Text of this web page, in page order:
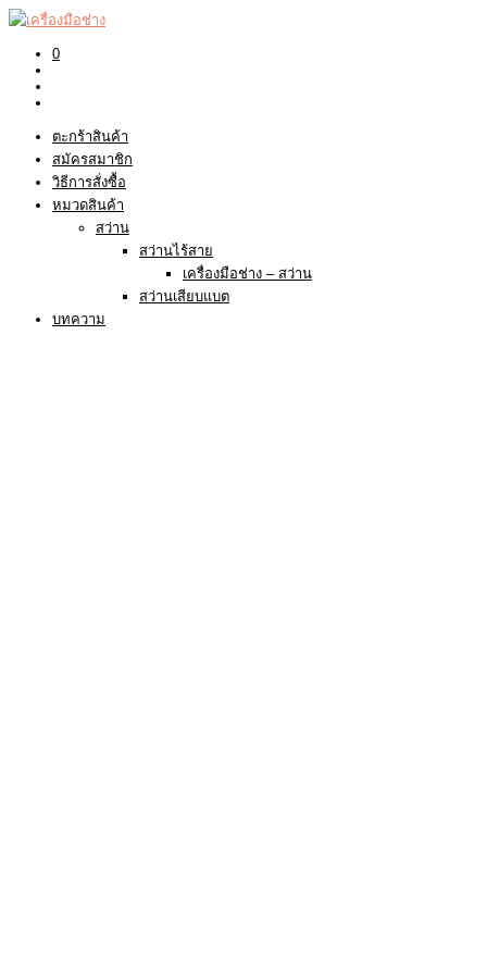
0
ตะกร้าสินค้า
สมัครสมาชิก
วิธีการสั่งซื้อ
หมวดสินค้า
สว่าน
สว่านไร้สาย
เครื่องมือช่าง – สว่าน
สว่านเสียบแบต
บทความ